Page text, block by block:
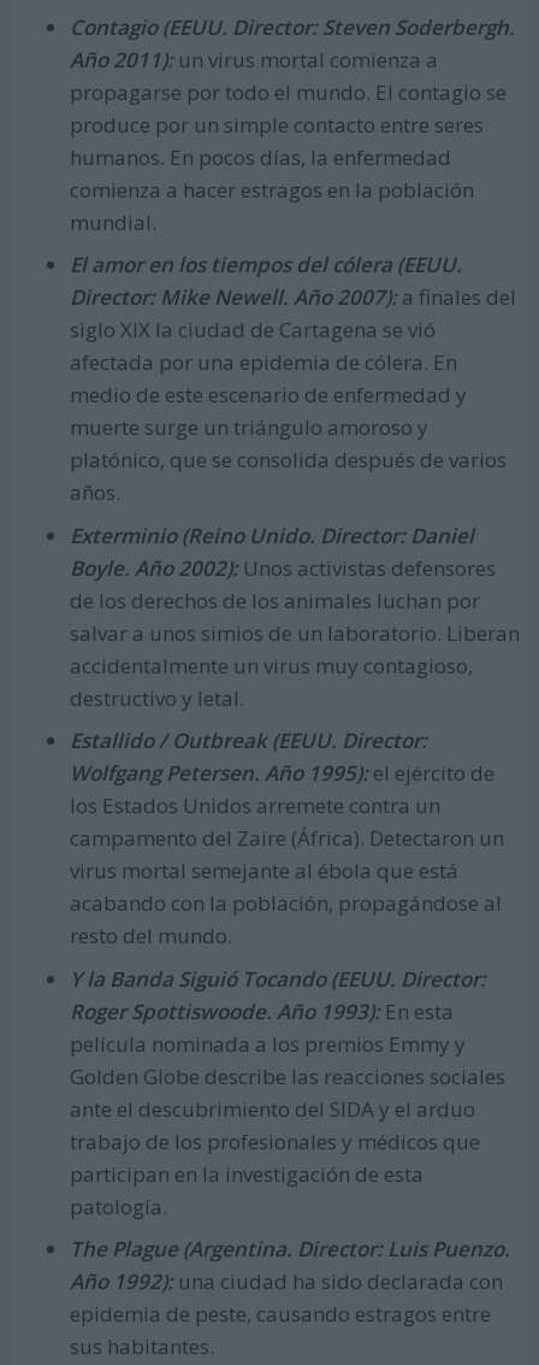
Contagio (EEUU. Director: Steven Soderbergh.
Año 2011):un virus mortal comienza a
propagarse por todo el mundo. El contagio se
produce por un simple contacto entre seres
humanos. En pocos días, la enfermedad
comienza a hacer estragos en la población
mundial.
El amor en los tiempos del cólera (EEUU.
Director: Mike Newell. Año 2007):a finales del
siglo XIX la ciudad de Cartagena se vió
afectada por una epidemia de cólera. En
medio de este escenario de enfermedad y
muerte surge un triángulo amoroso y
platónico, que se consolida después de varios
años.
Exterminio (Reino Unido. Director: Daniel
Boyle. Año 2002): Unos activistas defensores
de los derechos de los animales luchan por
salvar a unos simios de un laboratorio. Liberan
accidentalmente un virus muy contagioso,
destructivo y letal.
Estallido / Outbreak (EEUU. Director:
Wolfgang Petersen. Año 1995):el ejército de
los Estados Unidos arremete contra un
campamento del Zaire (África). Detectaron un
virus mortal semejante al ébola que está
acabando con la población, propagándose al
resto del mundo.
Y la Banda Siguió Tocando (EEUU. Director:
Roger Spottiswoode. Año 1993): En esta
película nominada a los premios Emmy y
Golden Globe describe las reacciones sociales
ante el descubrimiento del SIDA y el arduo
trabajo de los profesionales y médicos que
participan en la investigación de esta
patología.
The Plague (Argentina. Director: Luis Puenzo.
Año 1992):una ciudad ha sido declarada con
epidemia de peste, causando estragos entre
sus habitantes.